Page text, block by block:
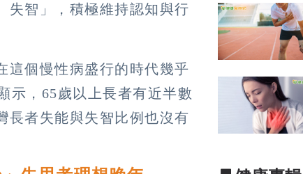
失智」，積極維持認知與行
這個慢性病盛行的時代幾乎
示，65歲以上長者有近半數
長者失能與失智比例也沒有